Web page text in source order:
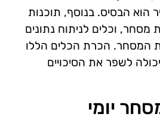
הוא הבסיס. בנוסף, תוכנות
מסחר, וכלים לניתוח נתונים
המסחר. הכרת הכלים הללו
לשפר את הסיכויים
יומי